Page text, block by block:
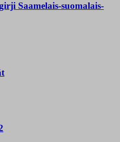
Saamelais-suomalais-